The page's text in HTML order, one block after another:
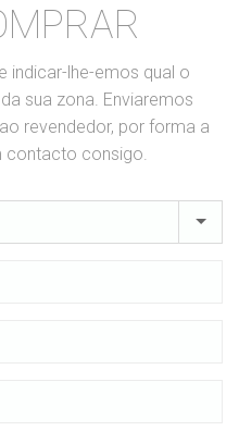
indicar-lhe-emos qual o
sua zona. Enviaremos
revendedor, por forma a
contacto consigo.